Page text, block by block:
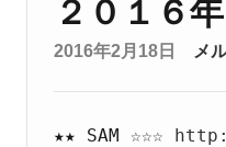
２０１６
2016年2月18日 メ
★★ SAM ☆☆☆